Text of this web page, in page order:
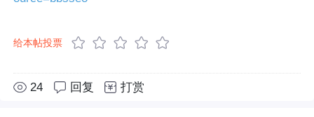
给本帖投票
24 回复 打赏